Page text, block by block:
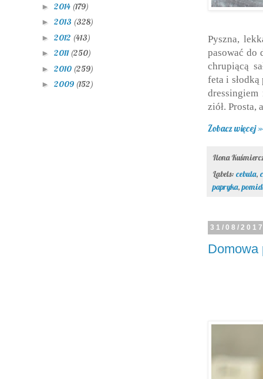
Pyszna,
pasować do
chrupiącą
feta i
ziół. Prosta,
Zobacz więcej »
Ilona
Labels: cebula,
papryka,
31/08/
Domowa
► 2014 (179)
► 2013 (328)
► 2012 (413)
► 2011 (250)
► 2010 (259)
► 2009 (152)